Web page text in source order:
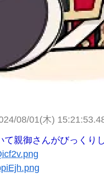
08/01(木)
て親御さんがびっくり